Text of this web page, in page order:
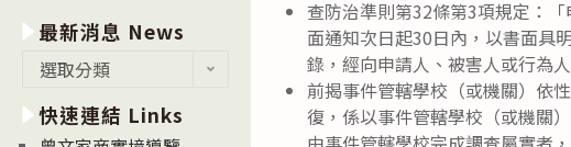
查防治準則第32條第3項規定：
面通知次日起30日內，以書面具
錄，經向申請人、被害人或行為
前揭事件管轄學校（或機關）依
復，係以事件管轄學校（或機關
最新消息 News
消
息
選取分類
快速連結 Links